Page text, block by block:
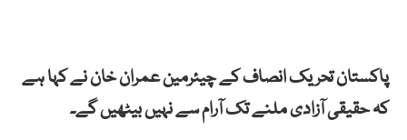
پاکستان تحریک انصاف کے چیئرمین عمران خان نے کہا ہے
کہ حقیقی آزادی ملنے تک آرام سے نہیں بیٹھیں گے۔